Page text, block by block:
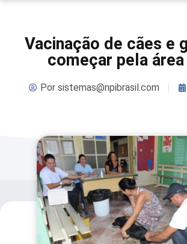
Vacinação de cães e
começar pela área
Porsistemas@npibrasil.com